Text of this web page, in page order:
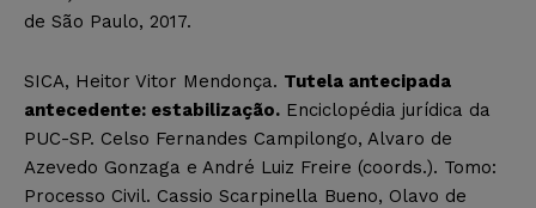
de São Paulo, 2017.
SICA, Heitor Vitor Mendonça. Tutela antecipada
antecedente: estabilização. Enciclopédia jurídica da
PUC-SP. Celso Fernandes Campilongo, Alvaro de
Azevedo Gonzaga e André Luiz Freire (coords.). Tomo:
Processo Civil. Cassio Scarpinella Bueno, Olavo de